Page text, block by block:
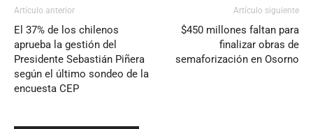
Artículo anterior
El 37% de los chilenos
aprueba la gestión del
Presidente Sebastián Piñera
según el último sondeo de la
encuesta CEP
Artículo siguiente
$450 millones faltan para
finalizar obras de
semaforización en Osorno